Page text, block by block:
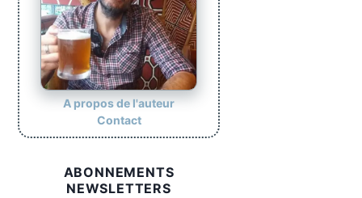
A propos de l'auteur
Contact
ABONNEMENTS
NEWSLETTERS